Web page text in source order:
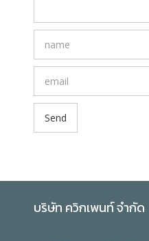
บริษัท ควิกเพนท์ จำกัด